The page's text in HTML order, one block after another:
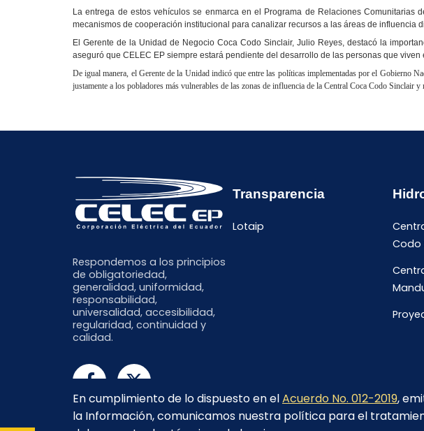
La entrega de estos vehículos se enmarca en el Programa de Relaciones
mecanismos de cooperación institucional para canalizar recursos a las áreas de
El Gerente de la Unidad de Negocio Coca Codo Sinclair, Julio Reyes, destacó la
aseguró que CELEC EP siempre estará pendiente del desarrollo de las personas que viven
De igual manera, el Gerente de la Unidad indicó que entre las políticas implementadas por el Gobierno
justamente a los pobladores más vulnerables de las zonas de influencia de la Central Coca Codo Sinclair y
Respondemos a los principios
de obligatoriedad,
generalidad, uniformidad,
responsabilidad,
universalidad, accesibilidad,
regularidad, continuidad y
calidad.
Transparencia
Lotaip
Codo
En cumplimiento de lo dispuesto en elAcuerdo No. 012-2019,
la Información, comunicamos nuestra política para el